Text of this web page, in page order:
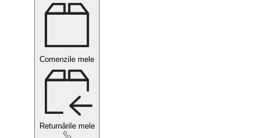
Comenzile mele
Returnările mele